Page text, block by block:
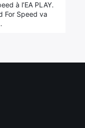
à l’EA PLAY.
For Speed va